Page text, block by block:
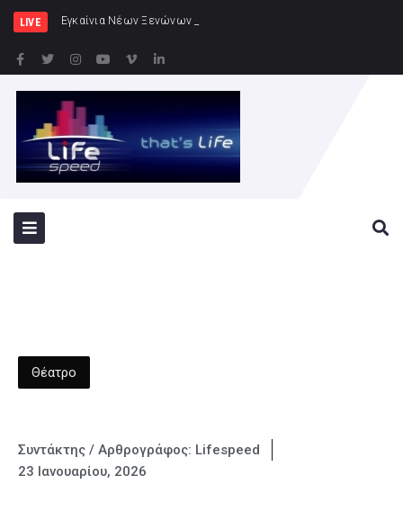
LIVE Εγκαίνια Νέων Ξενώνων στη ν. Ρω
Θέατρο
Συντάκτης / Αρθρογράφος: Lifespeed
23 Ιανουαρίου, 2026